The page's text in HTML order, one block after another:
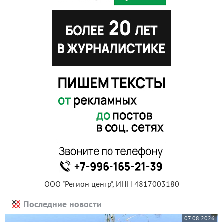
ООО "Регион центр", ИНН 4817003180
Последние новости
07.08.2026